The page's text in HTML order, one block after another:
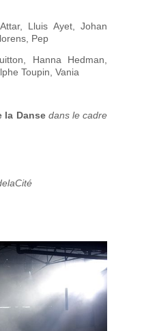
Lluis Ayet, Johan
Pep
Hanna Hedman,
Toupin, Vania
la Danse dans le cadre